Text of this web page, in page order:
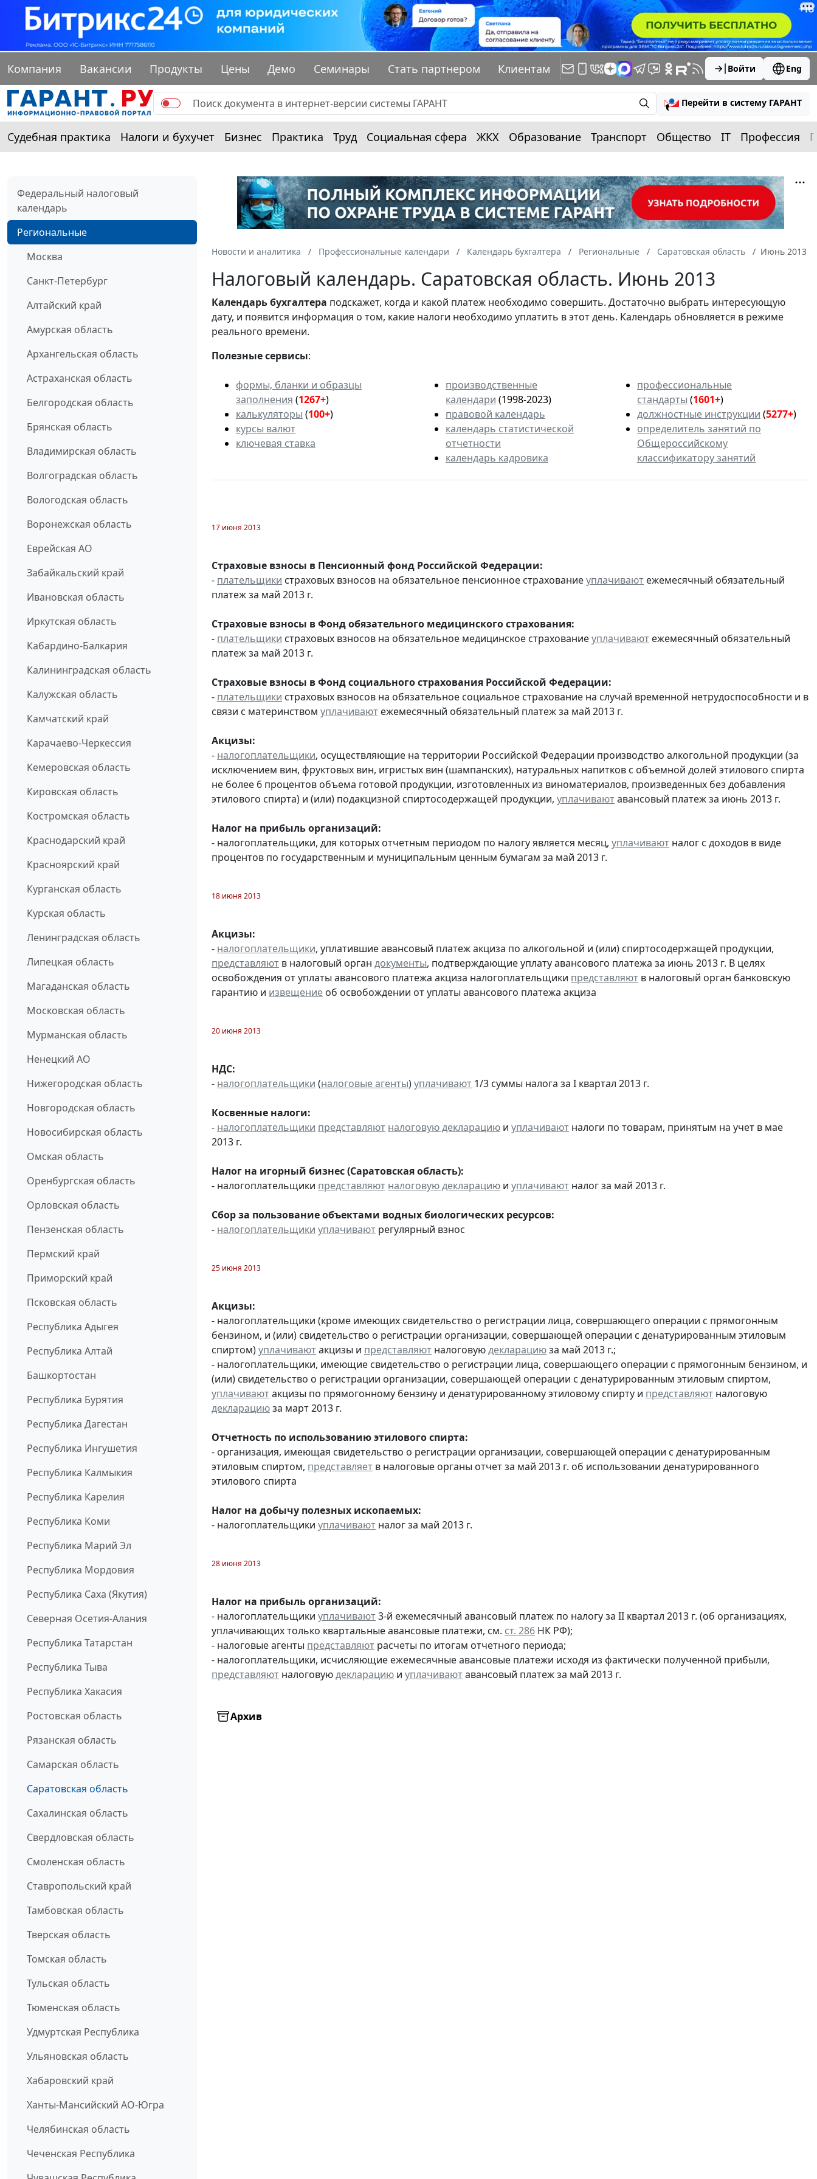
Компания Вакансии Продукты Цены Демо Семинары Стать партнером Клиентам Войти Eng
Перейти в систему ГАРАНТ
Судебная практика Налоги и бухучет Бизнес Практика Труд Социальная сфера ЖКХ Образование Транспорт Общество IT Профессия
Федеральный налоговый
календарь
Региональные
Москва
Санкт-Петербург
Алтайский край
Амурская область
Архангельская область
Астраханская область
Белгородская область
Брянская область
Владимирская область
Волгоградская область
Вологодская область
Воронежская область
Еврейская АО
Забайкальский край
Ивановская область
Иркутская область
Кабардино-Балкария
Калининградская область
Калужская область
Камчатский край
Карачаево-Черкессия
Кемеровская область
Кировская область
Костромская область
Краснодарский край
Красноярский край
Курганская область
Курская область
Ленинградская область
Липецкая область
Магаданская область
Московская область
Мурманская область
Ненецкий АО
Нижегородская область
Новгородская область
Новосибирская область
Омская область
Оренбургская область
Орловская область
Пензенская область
Пермский край
Приморский край
Псковская область
Республика Адыгея
Республика Алтай
Башкортостан
Республика Бурятия
Республика Дагестан
Республика Ингушетия
Республика Калмыкия
Республика Карелия
Республика Коми
Республика Марий Эл
Республика Мордовия
Республика Саха (Якутия)
Северная Осетия-Алания
Республика Татарстан
Республика Тыва
Республика Хакасия
Ростовская область
Рязанская область
Самарская область
Саратовская область
Сахалинская область
Свердловская область
Смоленская область
Ставропольский край
Тамбовская область
Тверская область
Томская область
Тульская область
Тюменская область
Удмуртская Республика
Ульяновская область
Хабаровский край
Ханты-Мансийский АО-Югра
Челябинская область
Чеченская Республика
Новости и аналитика Профессиональные календари Календарь бухгалтера Региональные Саратовская область Июнь 2013
Налоговый календарь. Саратовская область. Июнь 2013
Календарьбухгалтера подскажет, когда и какой платеж необходимо совершить. Достаточно выбрать интересующую
дату, и появится информация о том, какие налоги необходимо уплатить в этот день. Календарь обновляется в режиме
реального времени.
Полезные сервисы:
формы, бланки и образцы
заполнения (1267+)
калькуляторы (100+)
курсы валют
ключевая ставка
производственные
календари (1998-2023)
правовой календарь
календарь статистической
отчетности
календарь кадровика
профессиональные
стандарты (1601+)
должностные инструкции (5277+)
определитель занятий по
Общероссийскому
классификатору занятий
17 июня 2013
Страховые взносы в Пенсионный фонд Российской Федерации:
- плательщики страховых взносов на обязательное пенсионное страхованиеуплачивают ежемесячный обязательный
платеж за май 2013 г.
Страховые взносы в Фонд обязательного медицинского страхования:
- плательщики страховых взносов на обязательное медицинское страхованиеуплачивают ежемесячный обязательный
платеж за май 2013 г.
Страховые взносы в Фонд социального страхования Российской Федерации:
- плательщики страховых взносов на обязательное социальное страхование на случай временной нетрудоспособности и в
связи с материнством уплачивают ежемесячный обязательный платеж за май 2013 г.
Акцизы:
- налогоплательщики, осуществляющие на территории Российской Федерации производство алкогольной продукции (за
исключением вин, фруктовых вин, игристых вин (шампанских), натуральных напитков с объемной долей этилового спирта
не более 6 процентов объема готовой продукции, изготовленных из виноматериалов, произведенных без добавления
этилового спирта) и (или) подакцизной спиртосодержащей продукции, уплачиваютавансовый платеж за июнь 2013 г.
Налог на прибыль организаций:
- налогоплательщики, для которых отчетным периодом по налогу является месяц, уплачивают налог с доходов в виде
процентов по государственным и муниципальным ценным бумагам за май 2013 г.
18 июня 2013
Акцизы:
- налогоплательщики, уплатившие авансовый платеж акциза по алкогольной и (или) спиртосодержащей продукции,
представляют в налоговый орган документы, подтверждающие уплату авансового платежа за июнь 2013 г. В целях
освобождения от уплаты авансового платежа акциза налогоплательщики представляют в налоговый орган банковскую
гарантию и извещение об освобождении от уплаты авансового платежа акциза
20 июня 2013
НДС:
- налогоплательщики (налоговые агенты)уплачивают 1/3 суммы налога за I квартал 2013 г.
Косвенные налоги:
- налогоплательщики представляют налоговую декларацию и уплачивают налоги по товарам, принятым на учет в мае
2013 г.
Налог на игорный бизнес (Саратовская область):
- налогоплательщики представляют налоговую декларацию и уплачивают налог за май 2013 г.
Сбор за пользование объектами водных биологических ресурсов:
- налогоплательщики уплачивают регулярный взнос
25 июня 2013
Акцизы:
- налогоплательщики (кроме имеющих свидетельство о регистрации лица, совершающего операции с прямогонным
бензином, и (или) свидетельство о регистрации организации, совершающей операции с денатурированным этиловым
спиртом)уплачиваютакцизы и представляют налоговуюдекларациюза май 2013 г.;
- налогоплательщики, имеющие свидетельство о регистрации лица, совершающего операции с прямогонным бензином, и
(или) свидетельство о регистрации организации, совершающей операции с денатурированным этиловым спиртом,
уплачиваютакцизы по прямогонному бензину и денатурированному этиловому спирту и представляют налоговую
декларациюза март 2013 г.
Отчетность по использованию этилового спирта:
- организация, имеющая свидетельство о регистрации организации, совершающей операции с денатурированным
этиловым спиртом, представляет в налоговые органы отчет за май 2013 г. об использовании денатурированного
этилового спирта
Налог на добычу полезных ископаемых:
- налогоплательщики уплачивают налог за май 2013 г.
28 июня 2013
Налог на прибыль организаций:
- налогоплательщики уплачивают3-й ежемесячный авансовый платеж по налогу за II квартал 2013 г. (об организациях,
уплачивающих только квартальные авансовые платежи, см. ст. 286 НК РФ);
- налоговые агенты представляют расчеты по итогам отчетного периода;
- налогоплательщики, исчисляющие ежемесячные авансовые платежи исходя из фактически полученной прибыли,
представляют налоговуюдекларацию и уплачиваютавансовый платеж за май 2013 г.
Архив